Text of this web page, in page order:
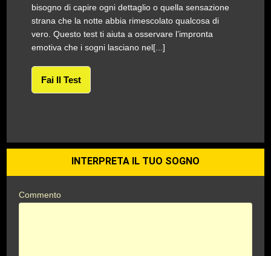
bisogno di capire ogni dettaglio o quella sensazione
strana che la notte abbia rimescolato qualcosa di
vero. Questo test ti aiuta a osservare l’impronta
emotiva che i sogni lasciano nel[...]
Fai Il Test
INTERPRETA IL TUO SOGNO
Commento